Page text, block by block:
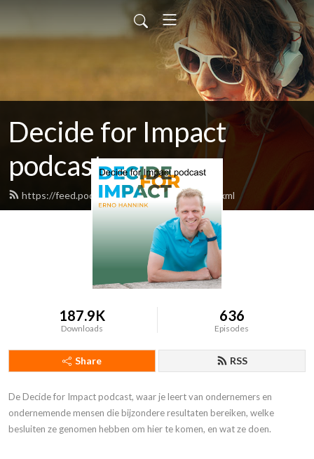
Decide for Impact
podcast
https://feed.podbean.com/ernohannink/feed.xml
187.9K
Downloads
636
Episodes
Share RSS
De Decide for Impact podcast, waar je leert van ondernemers en
ondernemende mensen die bijzondere resultaten bereiken, welke
besluiten ze genomen hebben om hier te komen, en wat ze doen.